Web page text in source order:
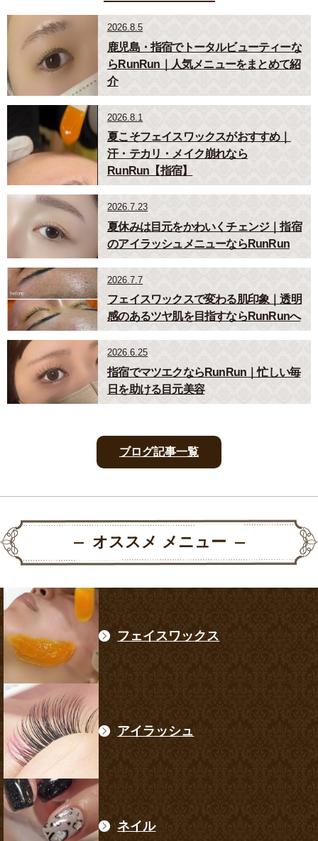
2026.8.5
鹿児島・指宿でトータルビューティーな
らRunRun｜人気メニューをまとめて紹
介
2026.8.1
夏こそフェイスワックスがおすすめ｜
汗・テカリ・メイク崩れなら
RunRun【指宿】
2026.7.23
夏休みは目元をかわいくチェンジ｜指宿
のアイラッシュメニューならRunRun
2026.7.7
フェイスワックスで変わる肌印象｜透明
感のあるツヤ肌を目指すならRunRunへ
2026.6.25
指宿でマツエクならRunRun｜忙しい毎
日を助ける目元美容
ブログ記事一覧
オススメ メニュー
フェイスワックス
アイラッシュ
ネイル